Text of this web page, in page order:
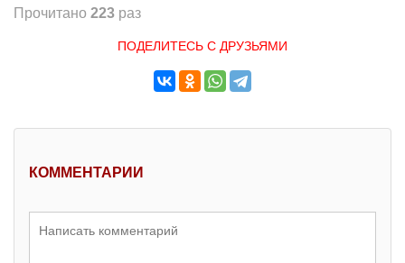
Прочитано 223 раз
ПОДЕЛИТЕСЬ С ДРУЗЬЯМИ
КОММЕНТАРИИ